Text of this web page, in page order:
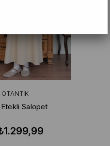
Salopet